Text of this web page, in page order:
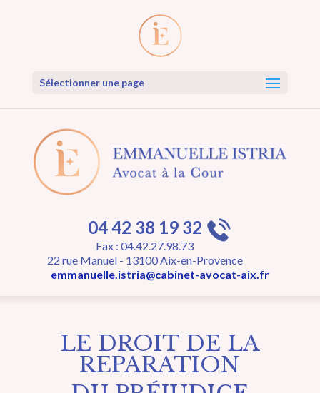
Sélectionner une page
04 42 38 19 32
Fax : 04.42.27.98.73
22 rue Manuel - 13100 Aix-en-Provence
emmanuelle.istria@cabinet-avocat-aix.fr
LE DROIT DE LA
REPARATION